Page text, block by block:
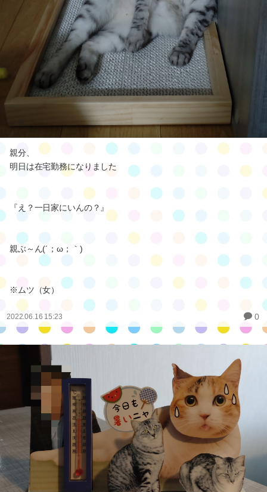
親分、
明日は在宅勤務になりました
『え？一日家にいんの？』
親ぶ～ん(´；ω；｀)
※ムツ（女）
2022.06.16 15:23 0